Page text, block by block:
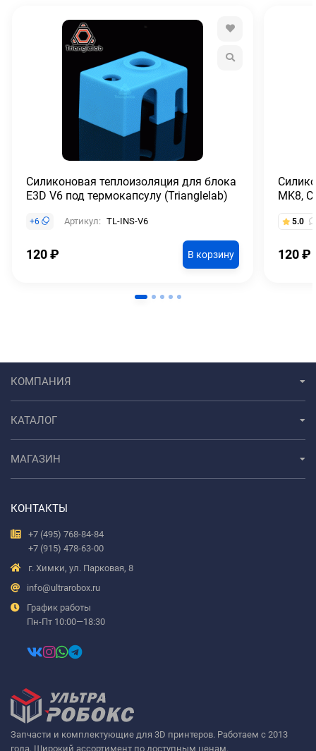
Силиконовая теплоизоляция для блока
E3D V6 под термокапсулу (Trianglelab)
+6 Артикул: TL-INS-V6
120₽ В корзину
MK8,
5.0
120₽
Запчасти и комплектующие для 3D принтеров. Работаем с 2013
года. Широкий ассортимент по доступным ценам.
КОМПАНИЯ
КАТАЛОГ
МАГАЗИН
КОНТАКТЫ
+7 (495) 768-84-84
+7 (915) 478-63-00
г. Химки, ул. Парковая, 8
info@ultrarobox.ru
График работы
Пн-Пт 10:00—18:30